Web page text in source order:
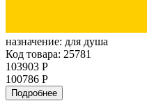
назначение: для душа
Код товара: 25781
103903 Р
100786 Р
Подробнее